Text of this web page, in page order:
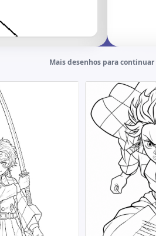
Mais desenhos para